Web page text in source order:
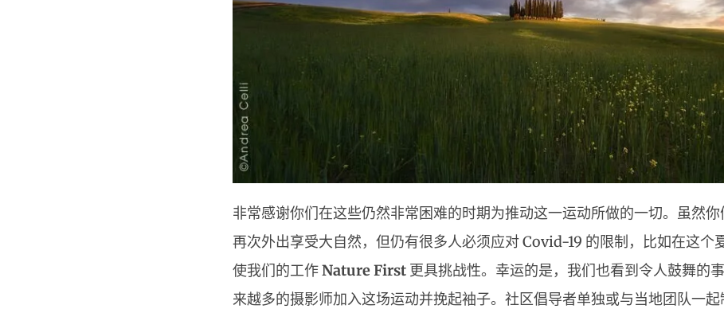
非常感谢你们在这些仍然非常困难的时期为推动这一运动所做的一切。虽然
再次外出享受大自然，但仍有很多人必须应对 Covid-19 的限制，比如在这个
使我们的工作Nature First 更具挑战性。幸运的是，我们也看到令人鼓舞的
来越多的摄影师加入这场运动并挽起袖子。社区倡导者单独或与当地团队一起